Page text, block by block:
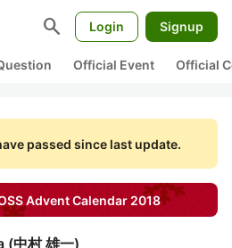
search Login Signup
Official Event Official
passed since last update.
Advent Calendar 2018
(中村 雄一)